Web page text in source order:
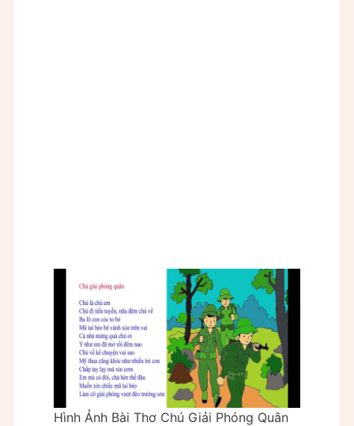
Hình Ảnh Bài Thơ Chú Giải Phóng Quân